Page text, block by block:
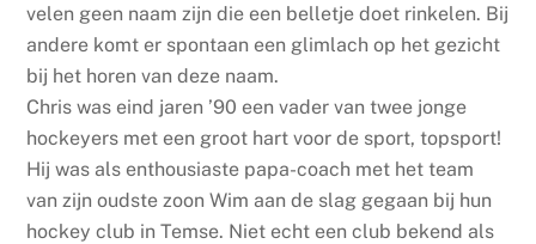
velen geen naam zijn die een belletje doet rinkelen. Bij
andere komt er spontaan een glimlach op het gezicht
bij het horen van deze naam.
Chris was eind jaren ’90 een vader van twee jonge
hockeyers met een groot hart voor de sport, topsport!
Hij was als enthousiaste papa-coach met het team
van zijn oudste zoon Wim aan de slag gegaan bij hun
hockey club in Temse. Niet echt een club bekend als